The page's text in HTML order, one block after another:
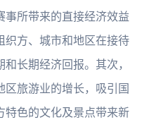
事所带来的直接经济效益
织方、城市和地区在接待
长期经济回报。其次，
区旅游业的增长，吸引国
特色的文化及景点带来新